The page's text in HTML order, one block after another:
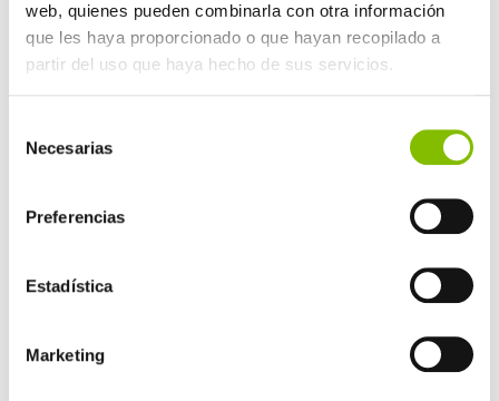
web, quienes pueden combinarla con otra información
que les haya proporcionado o que hayan recopilado a
partir del uso que haya hecho de sus servicios.
Necesarias
Preferencias
Estadística
Marketing
O que inclui?
Os nossos serviços de atendimento
cobrem todas as etapas da relação